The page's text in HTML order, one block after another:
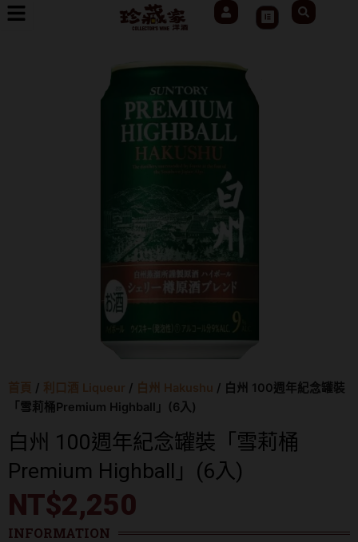
跳
User
Cart
Search
首頁 / 利口酒 Liqueur / 白州 Hakushu / 白州 100週年紀念罐裝
「雪莉桶Premium Highball」(6入)
白州 100週年紀念罐裝「雪莉桶
Premium Highball」(6入)
NT$2,250
INFORMATION